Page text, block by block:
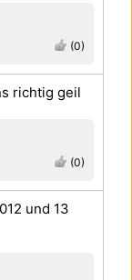
(0)
(0)
richtig geil
und 13